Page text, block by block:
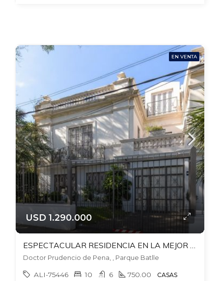
EN VENTA
USD 1.290.000
Doctor Prudencio de Pena, , Parque Batlle
ALI-75446 10 6 750.00 CASAS